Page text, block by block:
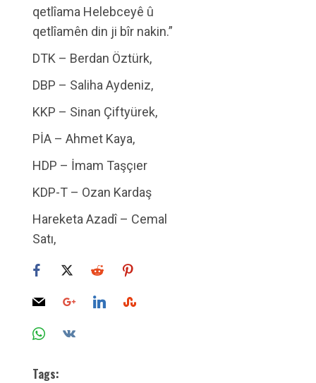
qetlîama Helebceyê û
qetlîamên din ji bîr nakin.”
DTK – Berdan Öztürk,
DBP – Saliha Aydeniz,
KKP – Sinan Çiftyürek,
PİA – Ahmet Kaya,
HDP – İmam Taşçıer
KDP-T – Ozan Kardaş
Hareketa Azadî – Cemal
Satı,
Tags: